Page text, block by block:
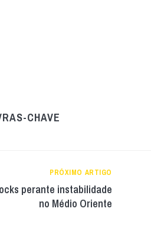
CHAVE
PRÓXIMO ARTIGO
perante instabilidade
no Médio Oriente